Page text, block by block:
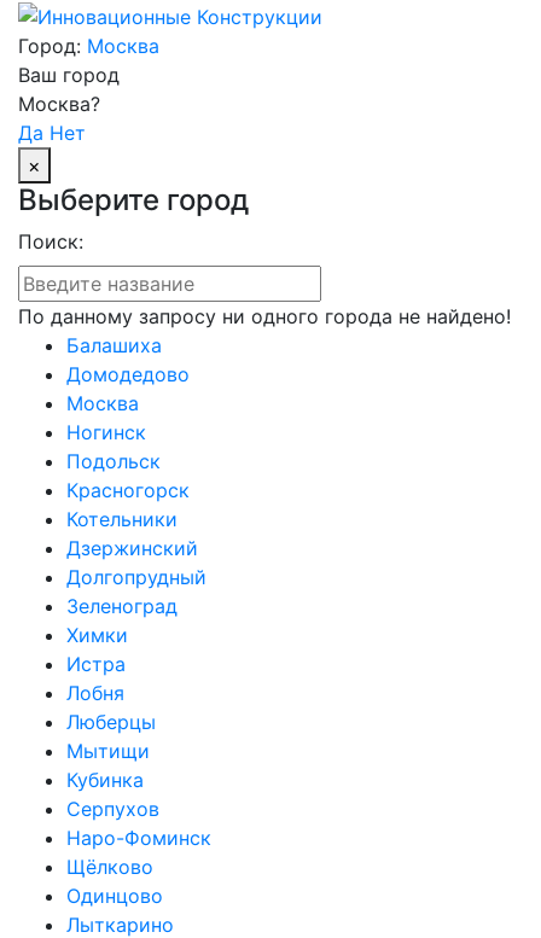
Город: Москва
Ваш город
Москва?
Да Нет
×
Выберите город
Поиск:
По данному запросу ни одного города не найдено!
Балашиха
Домодедово
Москва
Ногинск
Подольск
Красногорск
Котельники
Дзержинский
Долгопрудный
Зеленоград
Химки
Истра
Лобня
Люберцы
Мытищи
Кубинка
Серпухов
Наро-Фоминск
Щёлково
Одинцово
Лыткарино